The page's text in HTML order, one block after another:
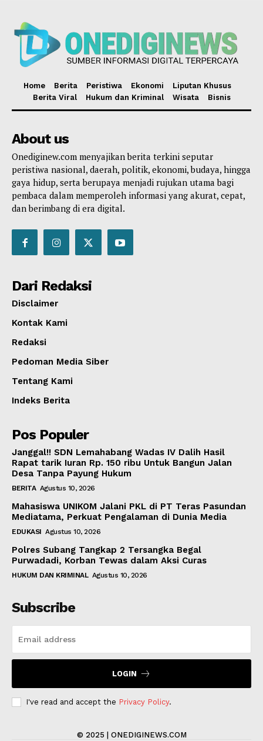
Home Berita Peristiwa Ekonomi
Liputan Khusus
Berita Viral
Hukum dan Kriminal Wisata Bisnis
About us
Onediginew.com menyajikan berita terkini seputar
peristiwa nasional, daerah, politik, ekonomi, budaya, hingga
gaya hidup, serta berupaya menjadi rujukan utama bagi
pembaca dalam memperoleh informasi yang akurat, cepat,
dan berimbang di era digital.
Dari Redaksi
Disclaimer
Kontak Kami
Redaksi
Pedoman Media Siber
Tentang Kami
Indeks Berita
Pos Populer
Janggal!! SDN Lemahabang Wadas IV Dalih Hasil
Rapat tarik Iuran Rp. 150 ribu Untuk Bangun Jalan
Desa Tanpa Payung Hukum
BERITA Agustus 10, 2026
Mahasiswa UNIKOM Jalani PKL di PT Teras Pasundan
Mediatama, Perkuat Pengalaman di Dunia Media
EDUKASI Agustus 10, 2026
Polres Subang Tangkap 2 Tersangka Begal
Purwadadi, Korban Tewas dalam Aksi Curas
HUKUM DAN KRIMINAL Agustus 10, 2026
Subscribe
LOGIN
I've read and accept the Privacy Policy.
© 2025 | ONEDIGINEWS.COM